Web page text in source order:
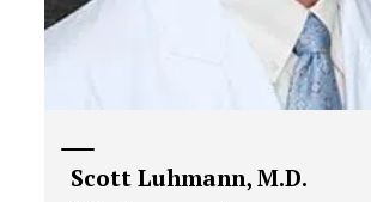
Scott Luhmann, M.D.